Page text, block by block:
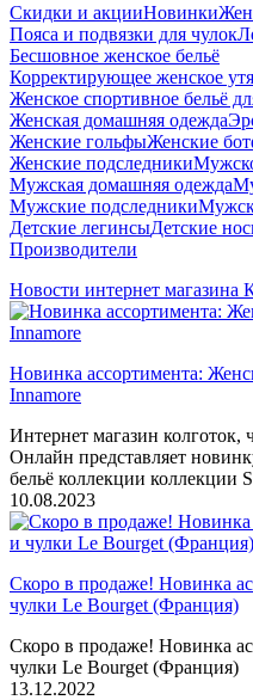
Скидки и акцииНовинки
Пояса и подвязки для чулок
Бесшовное женское бельё
Корректирующее женское
Женское спортивное бельё
Женская домашняя одежда
Женские гольфыЖенские
Женские подследники
Мужская домашняя одежда
Мужские подследники
Детские легинсыДетские
Производители
Новости интернет магазина
Новинка ассортимента:
Innamore
Интернет магазин колготок,
Онлайн представляет
бельё коллекции коллекции
10.08.2023
Скоро в продаже! Новинка
чулки Le Bourget (Франция)
Скоро в продаже! Новинка
чулки Le Bourget (Франция)
13.12.2022